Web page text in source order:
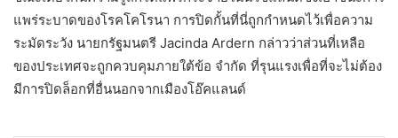
แพร่ระบาดของโรคโคโรนา การปิดกั้นที่นี่ถูกกำหนดไว้เพื่อความ
ระมัดระวัง นายกรัฐมนตรี Jacinda Ardern กล่าวว่าส่วนที่เหลือ
ของประเทศจะถูกควบคุมภายใต้ข้อ จำกัด ที่รุนแรงเพื่อที่จะไม่ต้อง
มีการปิดล็อกที่อื่นนอกจากเมืองโอ๊คแลนด์